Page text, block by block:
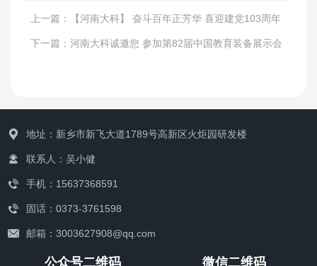
上一篇： 【河南大科】 奋斗百年正芳华 喜迎建党103周年
下一篇：河南大科诚邀您 参加第82届中国教育装备展示会
地址：新乡市新飞大道1789号高新区火炬园研发楼
联系人：吴小健
手机：15637368591
固话：0373-3761598
邮箱：3003627908@qq.com
公众号二维码 微信二维码